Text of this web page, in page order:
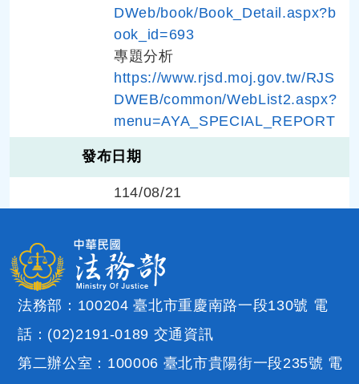
DWeb/book/Book_Detail.aspx?b
ook_id=693
專題分析
https://www.rjsd.moj.gov.tw/RJS
DWEB/common/WebList2.aspx?
menu=AYA_SPECIAL_REPORT
發布日期
114/08/21
法務部：100204 臺北市重慶南路一段130號 電
話：(02)2191-0189 交通資訊
第二辦公室：100006 臺北市貴陽街一段235號 電